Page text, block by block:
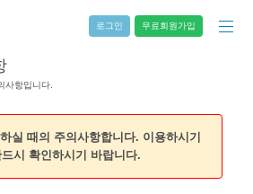
로그인 무료회원가입
사항입니다.
실 때의 주의사항합니다. 이용하시기
시 확인하시기 바랍니다.